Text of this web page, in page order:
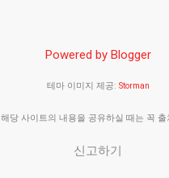
중 하나 2. 흑자부도가 발생
해 현금과 현금성 자산이 부
하면서 자금줄이 막힐 경우
연: 외상 매출 증가 및 회수
Powered by Blogger
테마 이미지 제공: Storman
해당 사이트의 내용을 공유하실 때는 꼭 출
신고하기